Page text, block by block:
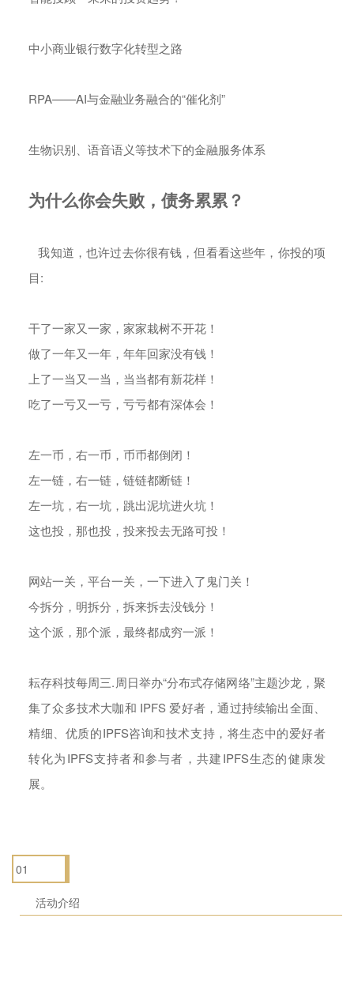
中小商业银行数字化转型之路
RPA——AI与金融业务融合的“催化剂”
生物识别、语音语义等技术下的金融服务体系
为什么你会失败，债务累累？
我知道，也许过去你很有钱，但看看这些年，你投的项
目:
干了一家又一家，家家栽树不开花！
做了一年又一年，年年回家没有钱！
上了一当又一当，当当都有新花样！
吃了一亏又一亏，亏亏都有深体会！
左一币，右一币，币币都倒闭！
左一链，右一链，链链都断链！
左一坑，右一坑，跳出泥坑进火坑！
这也投，那也投，投来投去无路可投！
网站一关，平台一关，一下进入了鬼门关！
今拆分，明拆分，拆来拆去没钱分！
这个派，那个派，最终都成穷一派！
耘存科技每周三.周日举办“分布式存储网络”主题沙龙，聚
集了众多技术大咖和 IPFS 爱好者，通过持续输出全面、
精细、优质的IPFS咨询和技术支持，将生态中的爱好者
转化为IPFS支持者和参与者，共建IPFS生态的健康发
展。
01
活动介绍